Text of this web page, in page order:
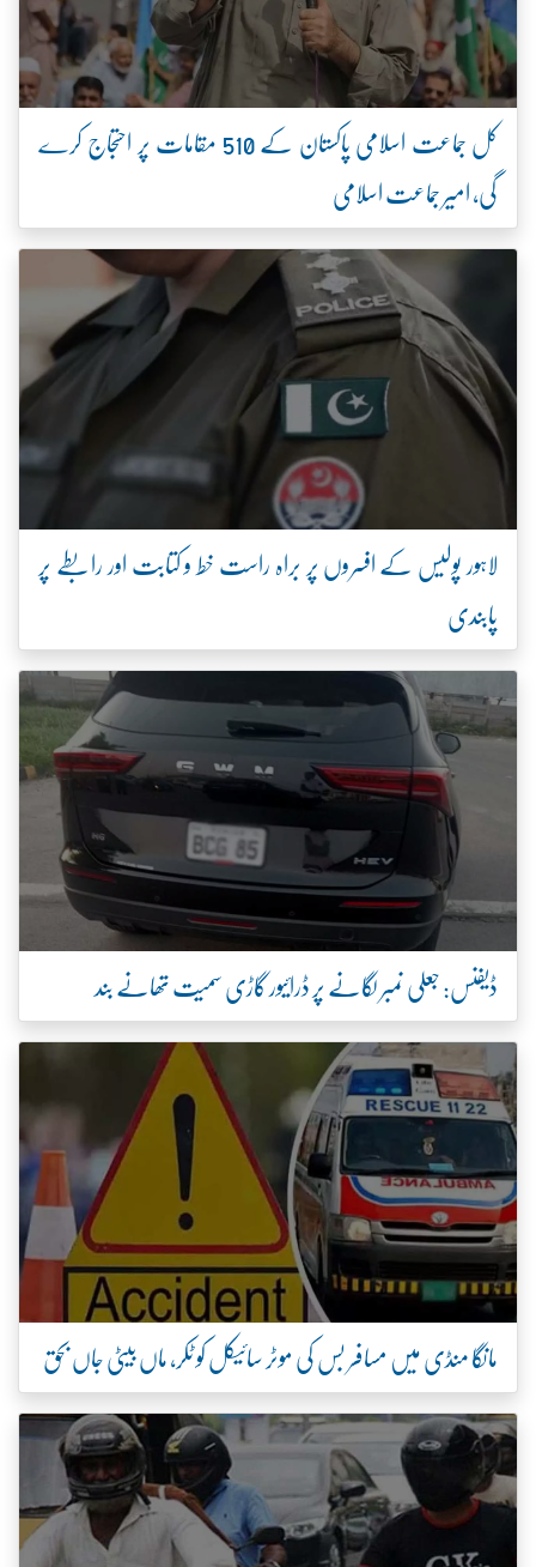
کل جماعت اسلامی پاکستان کے 510 مقامات پر احتجاج کرے
گی، امیر جماعت اسلامی
لاہور پولیس کے افسروں پر براہ راست خط و کتابت اور رابطے پر
پابندی
ڈیفنس: جعلی نمبر لگانے پر ڈرائیور گاڑی سمیت تھانے بند
مانگا منڈی میں مسافر بس کی موٹر سائیکل کو ٹکر، ماں بیٹی جاں بحق